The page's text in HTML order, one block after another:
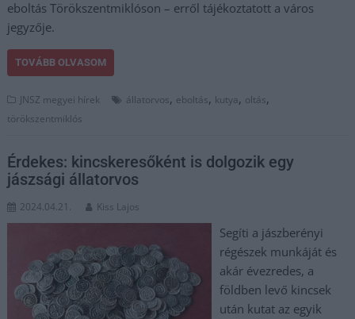
eboltás Törökszentmiklóson – erről tájékoztatott a város
jegyzője.
TOVÁBB OLVASOM
JNSZ megyei hírek állatorvos, eboltás, kutya, oltás,
törökszentmiklós
Érdekes: kincskeresőként is dolgozik egy
jászsági állatorvos
2024.04.21. Kiss Lajos
Segíti a jászberényi
régészek munkáját és
akár évezredes, a
földben levő kincsek
után kutat az egyik